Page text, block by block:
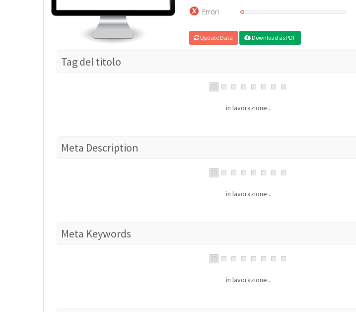
Errori
Update Data Download as PDF
Tag del titolo
in lavorazione...
Meta Description
in lavorazione...
Meta Keywords
in lavorazione...